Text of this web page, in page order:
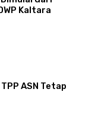
Kaltara
ASN Tetap